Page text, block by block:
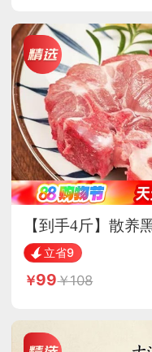
【到手4斤】散养
立省9
99 108